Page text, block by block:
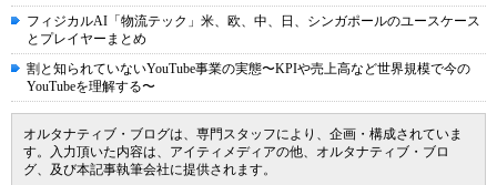
フィジカルAI「物流テック」米、欧、中、日、シンガポールのユースケース
とプレイヤーまとめ
割と知られていないYouTube事業の実態〜KPIや売上高など世界規模で今の
YouTubeを理解する〜
オルタナティブ・ブログは、専門スタッフにより、企画・構成されていま
す。入力頂いた内容は、アイティメディアの他、オルタナティブ・ブロ
グ、及び本記事執筆会社に提供されます。